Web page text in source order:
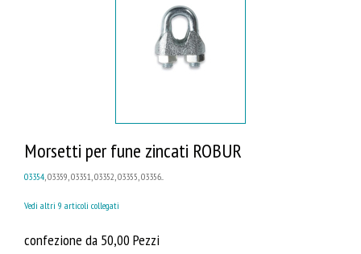
Morsetti per fune zincati ROBUR
03354, 03359, 03351, 03352, 03355, 03356...
Vedi altri 9 articoli collegati
confezione da 50,00 Pezzi